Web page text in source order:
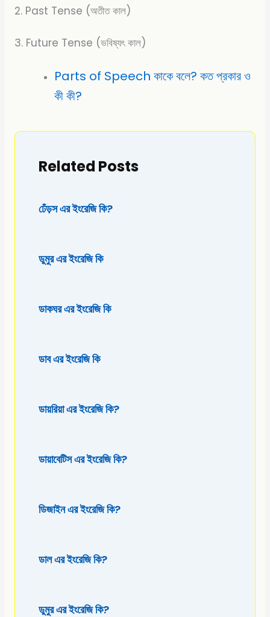
2. Past Tense (অতীত কাল)
3. Future Tense (ভবিষ্যৎ কাল)
Parts of Speech কাকে বলে? কত প্রকার ও
কী কী?
Related Posts
ঢেঁড়স এর ইংরেজি কি?
ডুমুর এর ইংরেজি কি
ডাকঘর এর ইংরেজি কি
ডাব এর ইংরেজি কি
ডায়রিয়া এর ইংরেজি কি?
ডায়াবেটিস এর ইংরেজি কি?
ডিজাইন এর ইংরেজি কি?
ডাল এর ইংরেজি কি?
ডুমুর এর ইংরেজি কি?